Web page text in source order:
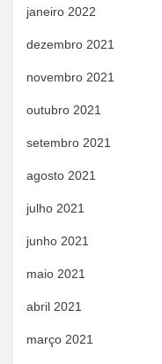
janeiro 2022
dezembro 2021
novembro 2021
outubro 2021
setembro 2021
agosto 2021
julho 2021
junho 2021
maio 2021
abril 2021
março 2021